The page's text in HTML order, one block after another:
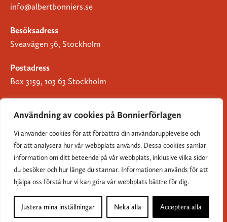
Användning av cookies på Bonnierförlagen
Vi använder cookies för att förbättra din användarupplevelse och
för att analysera hur vår webbplats används. Dessa cookies samlar
information om ditt beteende på vår webbplats, inklusive vilka sidor
du besöker och hur länge du stannar. Informationen används för att
hjälpa oss förstå hur vi kan göra vår webbplats bättre för dig.
Justera mina inställningar Neka alla Acceptera alla
info@albertbonniers.se
Besöksadress
Sveavägen 56, Stockholm
Postadress
Box 3159, 103 63 Stockholm
Om Bonnierförlagen
Cookies
Integritetspolicy